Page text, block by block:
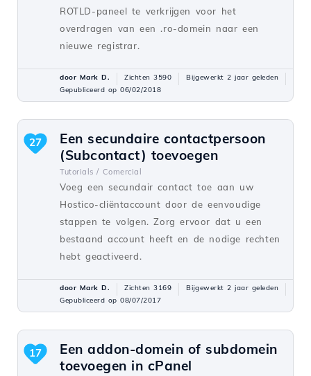
ROTLD-paneel te verkrijgen voor het
overdragen van een .ro-domein naar een
nieuwe registrar.
door Mark D. Zichten 3590
Bijgewerkt 2 jaar geleden
Gepubliceerd op 06/02/2018
Een secundaire contactpersoon
(Subcontact) toevoegen
Tutorials / Comercial
Voeg een secundair contact toe aan uw
Hostico-cliëntaccount door de eenvoudige
stappen te volgen. Zorg ervoor dat u een
bestaand account heeft en de nodige rechten
hebt geactiveerd.
27
door Mark D. Zichten 3169
Bijgewerkt 2 jaar geleden
Gepubliceerd op 08/07/2017
Een addon-domein of subdomein
toevoegen in cPanel
17